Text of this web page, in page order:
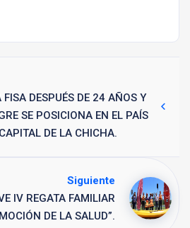
FISA DESPUÉS DE 24 AÑOS Y
SE POSICIONA EN EL PAÍS
DE LA CHICHA.
Siguiente
IV REGATA FAMILIAR
DE LA SALUD”.